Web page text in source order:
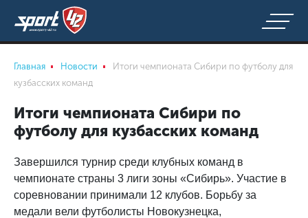
Главная Новости
Итоги чемпионата Сибири по футболу для
кузбасских команд
Итоги чемпионата Сибири по
футболу для кузбасских команд
Завершился турнир среди клубных команд в
чемпионате страны 3 лиги зоны «Сибирь». Участие в
соревновании принимали 12 клубов. Борьбу за
медали вели футболисты Новокузнецка,